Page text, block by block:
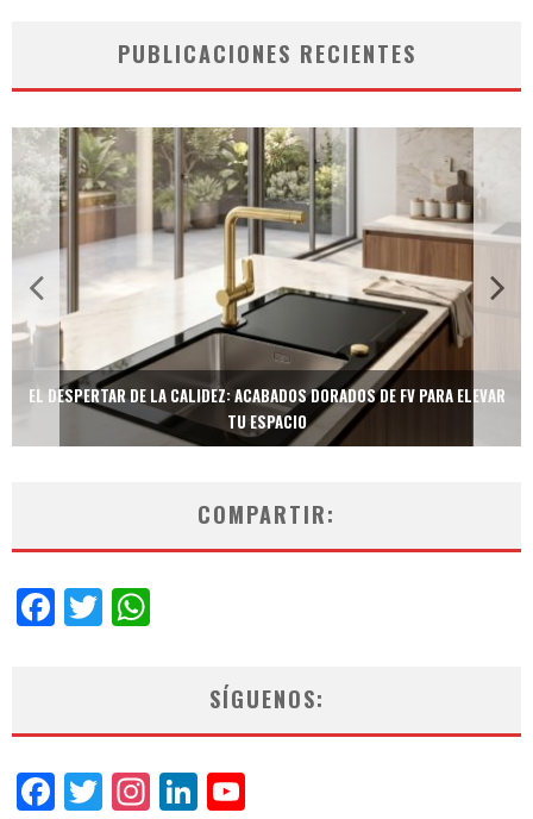
PUBLICACIONES RECIENTES
TECNOLOGÍA Y BIENESTAR DE VANGUARDIA: EL INODORO INTELIGENTE
NEOTECH DE FV.
COMPARTIR:
Facebook
Twitter
SÍGUENOS:
Facebook
Twitter
Instagram
LinkedIn